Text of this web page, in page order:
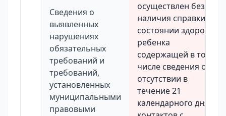
Сведения о
выявленных
нарушениях
обязательных
требований и
требований,
установленных
муниципальными
правовыми
осуществлен без
наличия справки о
состоянии здоровья
ребенка
содержащей в том
числе сведения об
отсутствии в
течение 21
календарного дня